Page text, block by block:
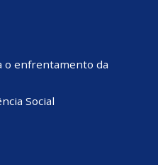
o enfrentamento da
Social